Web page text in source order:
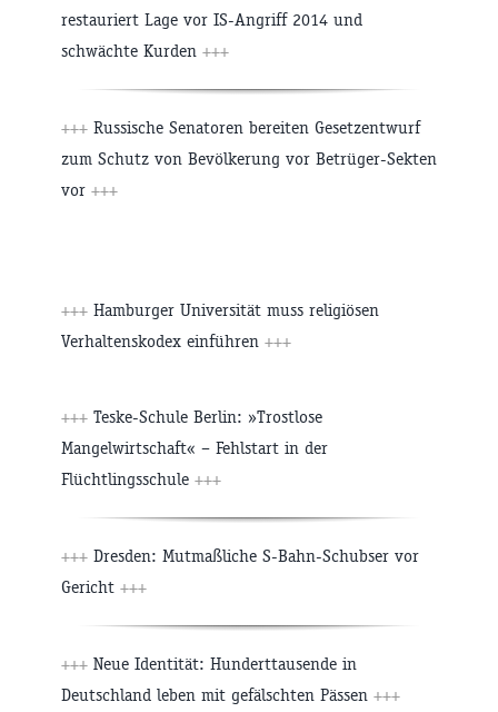
restauriert Lage vor IS-Angriff 2014 und
schwächte Kurden +++
+++ Russische Senatoren bereiten Gesetzentwurf
zum Schutz von Bevölkerung vor Betrüger-Sekten
vor +++
+++ Hamburger Universität muss religiösen
Verhaltenskodex einführen +++
+++ Teske-Schule Berlin: »Trostlose
Mangelwirtschaft« – Fehlstart in der
Flüchtlingsschule +++
+++ Dresden: Mutmaßliche S-Bahn-Schubser vor
Gericht +++
+++ Neue Identität: Hunderttausende in
Deutschland leben mit gefälschten Pässen +++